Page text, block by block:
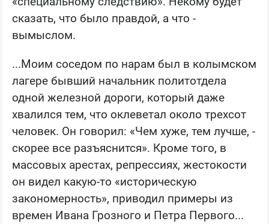
сказать, что было правдой, а что -
вымыслом.
...Моим соседом по нарам был в колымском
лагере бывший начальник политотдела
одной железной дороги, который даже
хвалился тем, что оклеветал около трехсот
человек. Он говорил: «Чем хуже, тем лучше, -
скорее все разъяснится». Кроме того, в
массовых арестах, репрессиях, жестокости
он видел какую-то «историческую
закономерность», приводил примеры из
времен Ивана Грозного и Петра Первого...